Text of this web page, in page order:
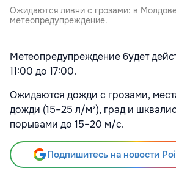
Ожидаются ливни с грозами: в
метеопредупреждение.
Метеопредупреждение будет
11:00 до 17:00.
Ожидаются дожди с грозами,
дожди (15–25 л/м²), град и
порывами до 15–20 м/с.
Подпишитесь на новости